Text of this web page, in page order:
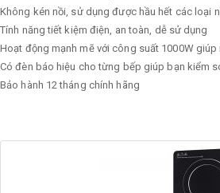
Không kén nồi, sử dụng được hầu hết các loại
Tính năng tiết kiệm điện, an toàn, dễ sử dụng
Hoạt động mạnh mẽ với công suất 1000W giúp
Có đèn báo hiệu cho từng bếp giúp bạn kiểm
Bảo hành 12 tháng chính hãng